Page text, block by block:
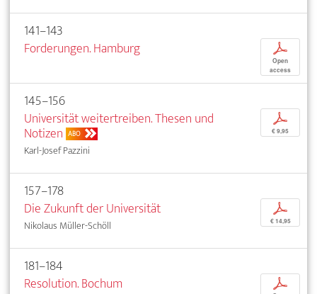
141–143
Forderungen. Hamburg
p
Open
access
145–156
Universität weitertreiben. Thesen und
Notizen ABO
Karl-Josef Pazzini
p
€ 9,95
157–178
Die Zukunft der Universität
Nikolaus Müller-Schöll
p
€ 14,95
181–184
Resolution. Bochum
p